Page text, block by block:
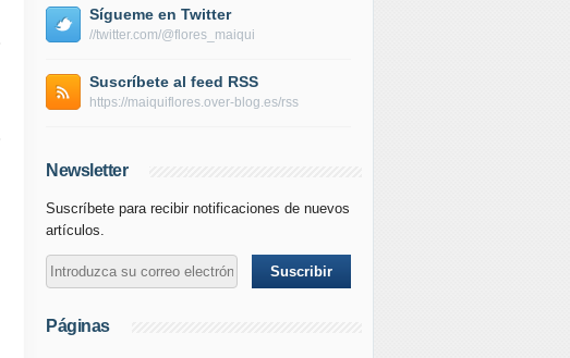
Sígueme en Twitter
//twitter.com/@flores_maiqui
Suscríbete al feed RSS
https://maiquiflores.over-blog.es/rss
Newsletter
Suscríbete para recibir notificaciones de nuevos
artículos.
Páginas